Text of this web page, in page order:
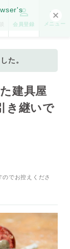
会員登録 メニュー
た。
建具屋
き継いで
でお控えくださ